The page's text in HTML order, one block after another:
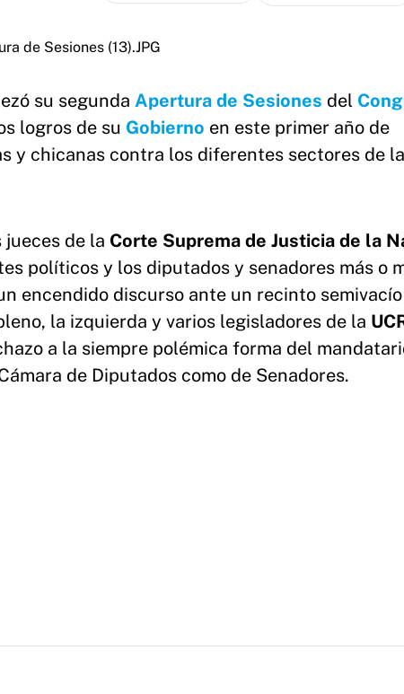
su segunda Apertura de Sesiones del
logros de su Gobierno en este primer año de
y chicanas contra los diferentes sectores de la
jueces de la Corte Suprema de Justicia de la
políticos y los diputados y senadores más o
encendido discurso ante un recinto
la izquierda y varios legisladores de la
a la siempre polémica forma del
de Diputados como de Senadores.